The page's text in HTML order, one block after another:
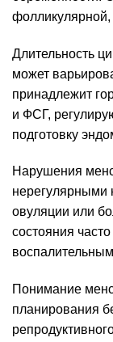
Длительность
может
принадлежит
и ФСГ,
подготовку
Нарушения
нерегулярными
овуляции или
состояния
Понимание
планирования